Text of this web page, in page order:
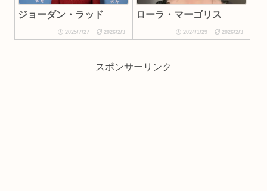
ジョーダン・ラッド
2025/7/27 2026/2/3
ローラ・マーゴリス
2024/1/29 2026/2/3
スポンサーリンク